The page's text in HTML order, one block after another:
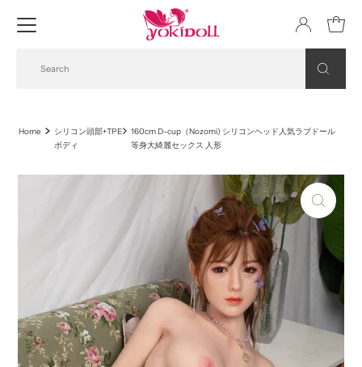
Home
シリコン頭部+TPE
ボディ
160cm D-cup（Nozomi) シリコンヘッド人気ラブドール
等身大綺麗セックス 人形